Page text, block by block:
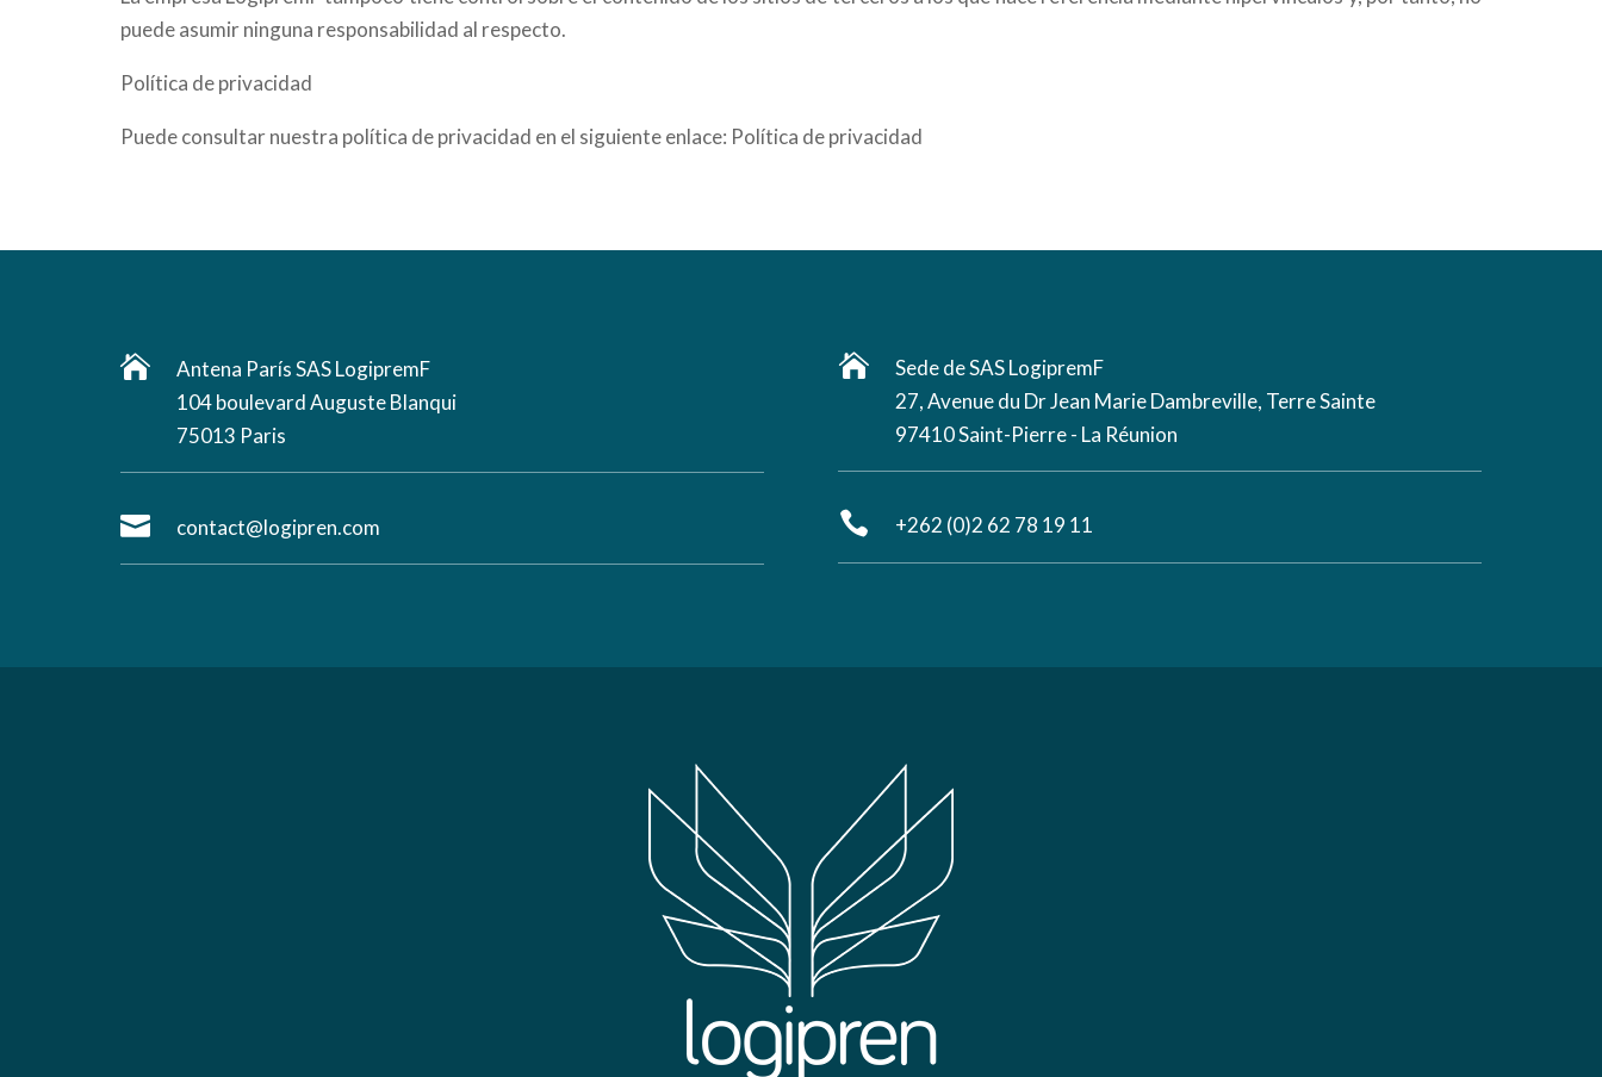
puede asumir ninguna responsabilidad al respecto.
Política de privacidad
Puede consultar nuestra política de privacidad en el siguiente enlace: Política de privacidad

Antena París SAS LogipremF
104 boulevard Auguste Blanqui
75013 Paris
 contact@logipren.com

Sede de SAS LogipremF
27, Avenue du Dr Jean Marie Dambreville, Terre Sainte
97410 Saint-Pierre - La Réunion
 +262 (0)2 62 78 19 11